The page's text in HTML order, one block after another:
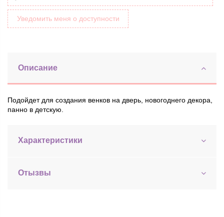
Уведомить меня о доступности
Описание
Подойдет для создания венков на дверь, новогоднего декора,
панно в детскую.
Характеристики
Отызвы